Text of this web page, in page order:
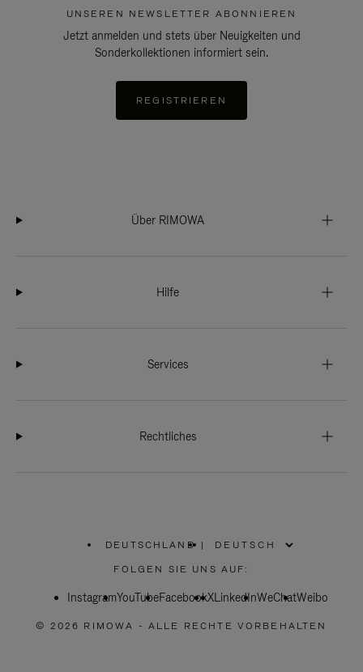
UNSEREN NEWSLETTER ABONNIEREN
Jetzt anmelden und stets über Neuigkeiten und
Sonderkollektionen informiert sein.
REGISTRIEREN
Über RIMOWA
Hilfe
Services
Rechtliches
DEUTSCHLAND
WÄHLEN
SIE
REGION
|
FOLGEN SIE UNS AUF:
InstagramYouTubeFacebookXLinkedInWeChatWeibo
© 2026 RIMOWA - ALLE RECHTE VORBEHALTEN